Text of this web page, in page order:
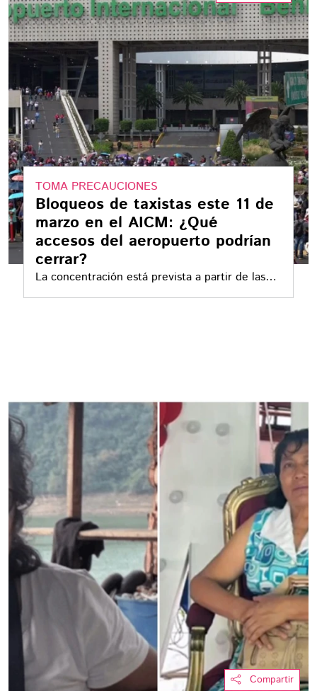
TOMA PRECAUCIONES
Bloqueos de taxistas este 11 de
marzo en el AICM: ¿Qué
accesos del aeropuerto podrían
cerrar?
La concentración está prevista a partir de las
9:00 de la mañana en la zona conocida como
Compartir